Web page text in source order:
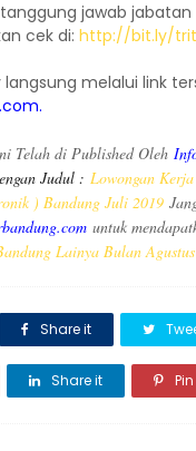
jawab jabatan
cek di: http://bit.ly/
langsung melalui link
Telah di Published Oleh
Judul : Lowongan
) Bandung Juli 2019
untuk
Lainya Bulan
Share it
Share it